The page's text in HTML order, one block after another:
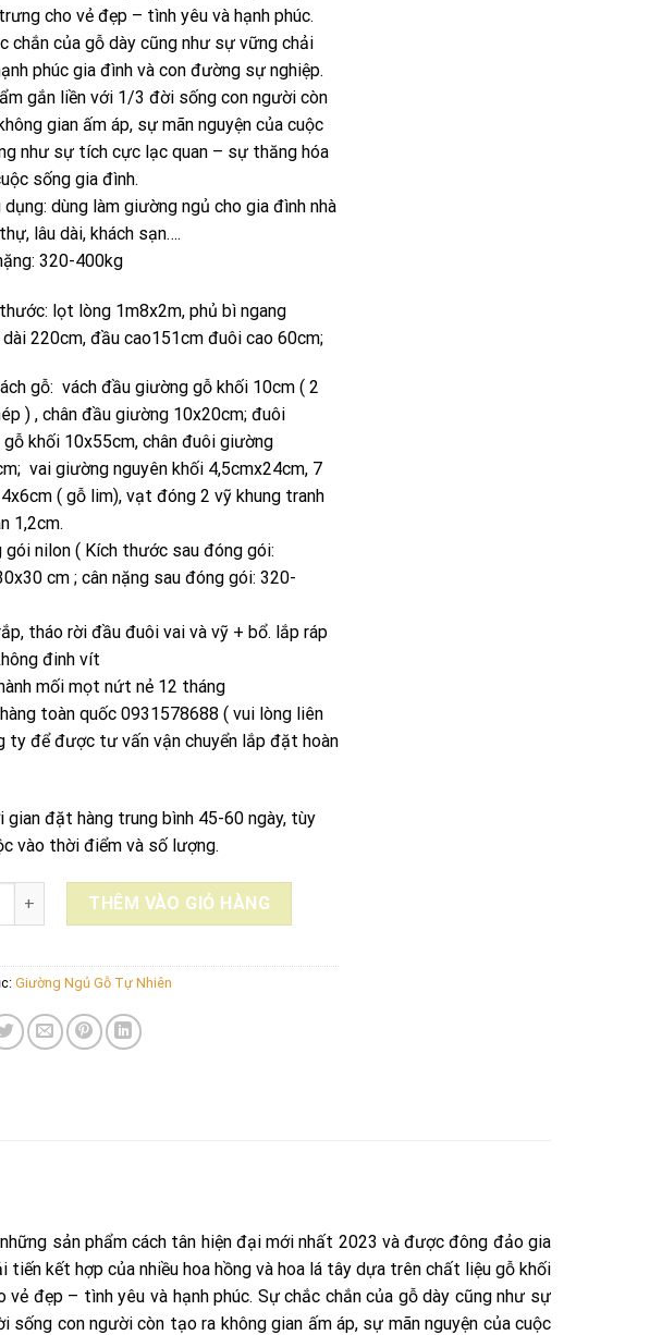
cho vẻ đẹp – tình yêu và hạnh phúc.
chắn của gỗ dày cũng như sự vững chải
phúc gia đình và con đường sự nghiệp.
gắn liền với 1/3 đời sống con người còn
gian ấm áp, sự mãn nguyện của cuộc
như sự tích cực lạc quan – sự thăng hóa
sống gia đình.
dụng: dùng làm giường ngủ cho gia đình nhà
lâu dài, khách sạn….
320-400kg
lọt lòng 1m8x2m, phủ bì ngang
220cm, đầu cao151cm đuôi cao 60cm;
gỗ: vách đầu giường gỗ khối 10cm ( 2
) , chân đầu giường 10x20cm; đuôi
khối 10x55cm, chân đuôi giường
vai giường nguyên khối 4,5cmx24cm, 7
( gỗ lim), vạt đóng 2 vỹ khung tranh
1,2cm.
gói nilon ( Kích thước sau đóng gói:
cm ; cân nặng sau đóng gói: 320-
tháo rời đầu đuôi vai và vỹ + bổ. lắp ráp
đinh vít
mối mọt nứt nẻ 12 tháng
toàn quốc 0931578688 ( vui lòng liên
ty để được tư vấn vận chuyển lắp đặt hoàn
gian đặt hàng trung bình 45-60 ngày, tùy
vào thời điểm và số lượng.
NGỦ HOA HỒNG GỖ GÕ ĐỎ 2023 (1M8x2M) số lượng
THÊM VÀO GIỎ HÀNG
Giường Ngủ Gỗ Tự Nhiên
sản phẩm cách tân hiện đại mới nhất 2023 và được đông đảo gia
kết hợp của nhiều hoa hồng và hoa lá tây dựa trên chất liệu gỗ khối
đẹp – tình yêu và hạnh phúc. Sự chắc chắn của gỗ dày cũng như sự
con người còn tạo ra không gian ấm áp, sự mãn nguyện của cuộc